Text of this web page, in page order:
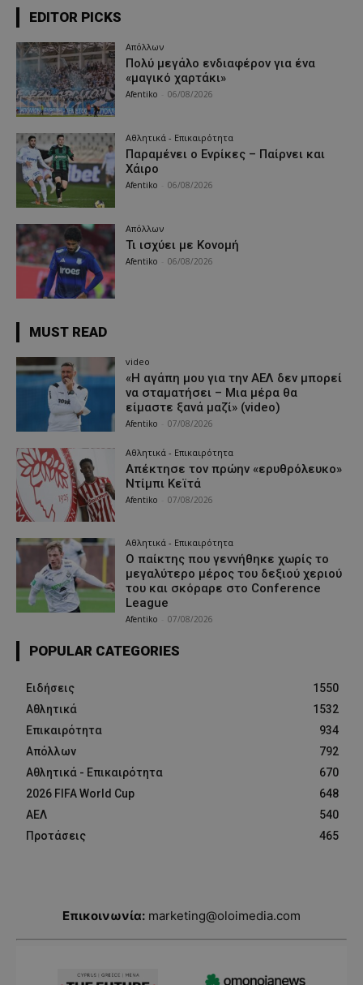
EDITOR PICKS
Απόλλων
Πολύ μεγάλο ενδιαφέρον για ένα
«μαγικό χαρτάκι»
Afentiko 06/08/2026
Αθλητικά - Επικαιρότητα
Παραμένει ο Ενρίκες – Παίρνει και
Χάιρο
Afentiko 06/08/2026
Απόλλων
Τι ισχύει με Κονομή
Afentiko 06/08/2026
MUST READ
video
«Η αγάπη μου για την ΑΕΛ δεν μπορεί
να σταματήσει – Μια μέρα θα
είμαστε ξανά μαζί» (video)
Afentiko 07/08/2026
Αθλητικά - Επικαιρότητα
Απέκτησε τον πρώην «ερυθρόλευκο»
Ντίμπι Κεϊτά
Afentiko 07/08/2026
Αθλητικά - Επικαιρότητα
Ο παίκτης που γεννήθηκε χωρίς το
μεγαλύτερο μέρος του δεξιού χεριού
του και σκόραρε στο Conference
League
Afentiko 07/08/2026
POPULAR CATEGORIES
Ειδήσεις
1550
Αθλητικά
1532
Επικαιρότητα
934
Απόλλων
792
Αθλητικά - Επικαιρότητα
670
2026 FIFA World Cup
648
ΑΕΛ
540
Προτάσεις
465
Επικοινωνία: marketing@oloimedia.com